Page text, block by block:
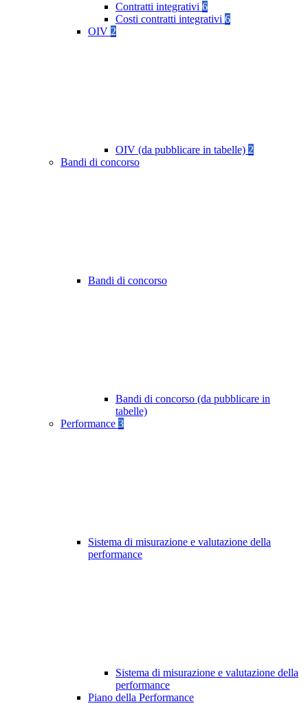
Contratti integrativi 6
Costi contratti integrativi 6
OIV 2
OIV (da pubblicare in tabelle) 2
Bandi di concorso
Bandi di concorso
Bandi di concorso (da pubblicare in
tabelle)
Performance 3
Sistema di misurazione e valutazione della
performance
Sistema di misurazione e valutazione della
performance
Piano della Performance